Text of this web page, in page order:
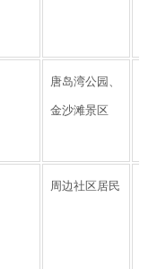
唐岛湾公园、
金沙滩景区
周边社区居民